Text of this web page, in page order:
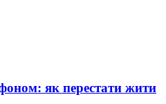
як перестати жити